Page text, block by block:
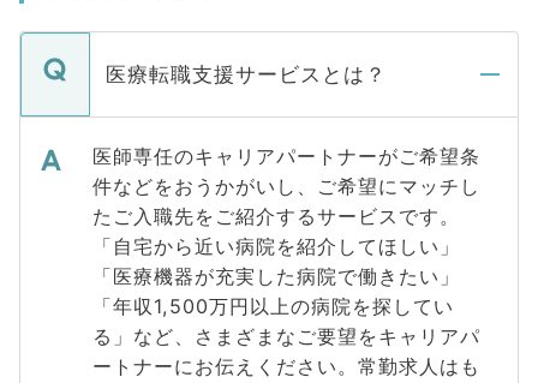
医療転職支援サービスとは？
医師専任のキャリアパートナーがご希望条
件などをおうかがいし、ご希望にマッチし
たご入職先をご紹介するサービスです。
「自宅から近い病院を紹介してほしい」
「医療機器が充実した病院で働きたい」
「年収1,500万円以上の病院を探してい
る」など、さまざまなご要望をキャリアパ
ートナーにお伝えください。常勤求人はも